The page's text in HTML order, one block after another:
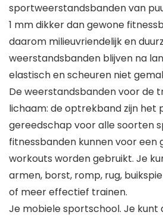
sportweerstandsbanden van
1 mm dikker dan gewone
daarom milieuvriendelijk en
weerstandsbanden blijven na
elastisch en scheuren niet
De weerstandsbanden voor de
lichaam: de optrekband zijn het
gereedschap voor alle soorten
fitnessbanden kunnen voor een
workouts worden gebruikt. Je
armen, borst, romp, rug,
of meer effectief trainen.
Je mobiele sportschool. Je kunt